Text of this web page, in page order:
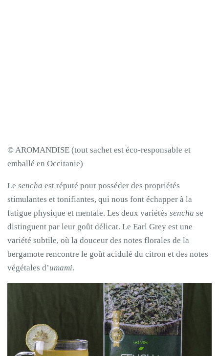
© AROMANDISE (tout sachet est éco-responsable et
emballé en Occitanie)
Le sencha est réputé pour posséder des propriétés
stimulantes et tonifiantes, qui nous font échapper à la
fatigue physique et mentale. Les deux variétés sencha se
distinguent par leur goût délicat. Le Earl Grey est une
variété subtile, où la douceur des notes florales de la
bergamote rencontre le goût acidulé du citron et des notes
végétales d’umami.